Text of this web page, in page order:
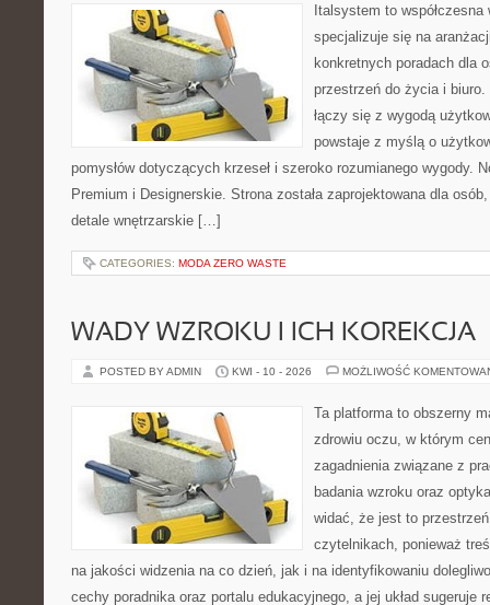
Italsystem to
specjalizuje się na
konkretnych poradach dla
przestrzeń do życia i
łączy się z wygodą
powstaje z myślą o
pomysłów dotyczących krzeseł i szeroko rozumianego wygody.
Premium i Designerskie. Strona została zaprojektowana dla
detale wnętrzarskie […]
CATEGORIES: MODA ZERO WASTE
WADY WZROKU I ICH KOREKCJA
POSTED BY ADMIN KWI - 10 - 2026 MOŻLIWOŚĆ
Ta platforma to obszerny
zdrowiu oczu, w którym
zagadnienia związane z
badania wzroku oraz
widać, że jest to
czytelnikach, ponieważ
na jakości widzenia na co dzień, jak i na identyfikowaniu
cechy poradnika oraz portalu edukacyjnego, a jej układ sugeruje